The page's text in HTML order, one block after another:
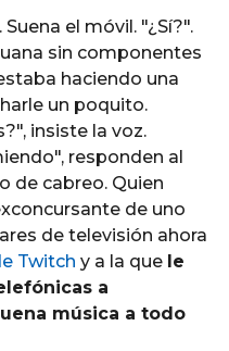
el móvil. "¿Sí?".
sin componentes
haciendo una
un poquito.
insiste la voz.
responden al
de cabreo. Quien
de uno
de televisión ahora
Twitch y a la que le
a
música a todo